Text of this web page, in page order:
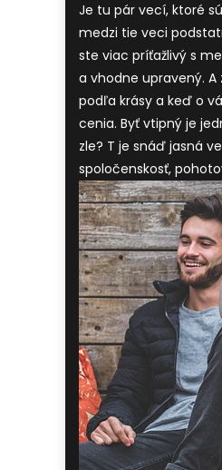
Je tu pár vecí, ktoré
medzi tie veci
ste viac príťažlivý s
a vhodne upravený.
podľa krásy a keď o
cenia. Byť vtipný je
zle? T je snáď jasná
spoločenskosť,